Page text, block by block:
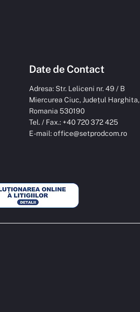
Date de Contact
Adresa: Str. Leliceni nr. 49 / B
Miercurea Ciuc, Județul Harghita,
Romania 530190
Tel. / Fax.: +40 720 372 425
E-mail:office@setprodcom.ro